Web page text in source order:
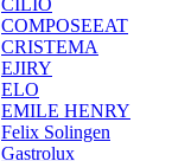
CILIO
COMPOSEEAT
CRISTEMA
EJIRY
ELO
EMILE HENRY
Felix Solingen
Gastrolux